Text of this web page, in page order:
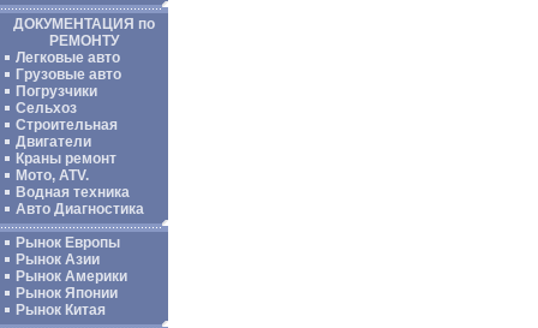
ДОКУМЕНТАЦИЯ по
РЕМОНТУ
Легковые авто
Грузовые авто
Погрузчики
Сельхоз
Строительная
Двигатели
Краны ремонт
Мото, ATV.
Водная техника
Авто Диагностика
Рынок Европы
Рынок Азии
Рынок Америки
Рынок Японии
Рынок Китая